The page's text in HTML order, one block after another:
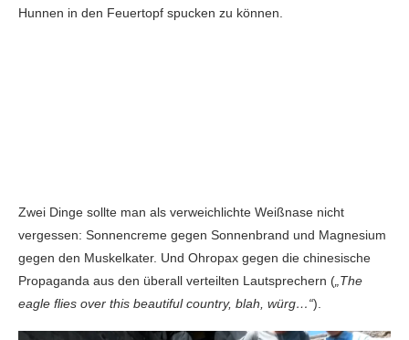
Hunnen in den Feuertopf spucken zu können.
Zwei Dinge sollte man als verweichlichte Weißnase nicht
vergessen: Sonnencreme gegen Sonnenbrand und Magnesium
gegen den Muskelkater. Und Ohropax gegen die chinesische
Propaganda aus den überall verteilten Lautsprechern („The
eagle flies over this beautiful country, blah, würg…“).